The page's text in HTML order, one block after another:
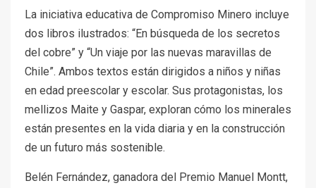
La iniciativa educativa de Compromiso Minero incluye
dos libros ilustrados: “En búsqueda de los secretos
del cobre” y “Un viaje por las nuevas maravillas de
Chile”. Ambos textos están dirigidos a niños y niñas
en edad preescolar y escolar. Sus protagonistas, los
mellizos Maite y Gaspar, exploran cómo los minerales
están presentes en la vida diaria y en la construcción
de un futuro más sostenible.
Belén Fernández, ganadora del Premio Manuel Montt,